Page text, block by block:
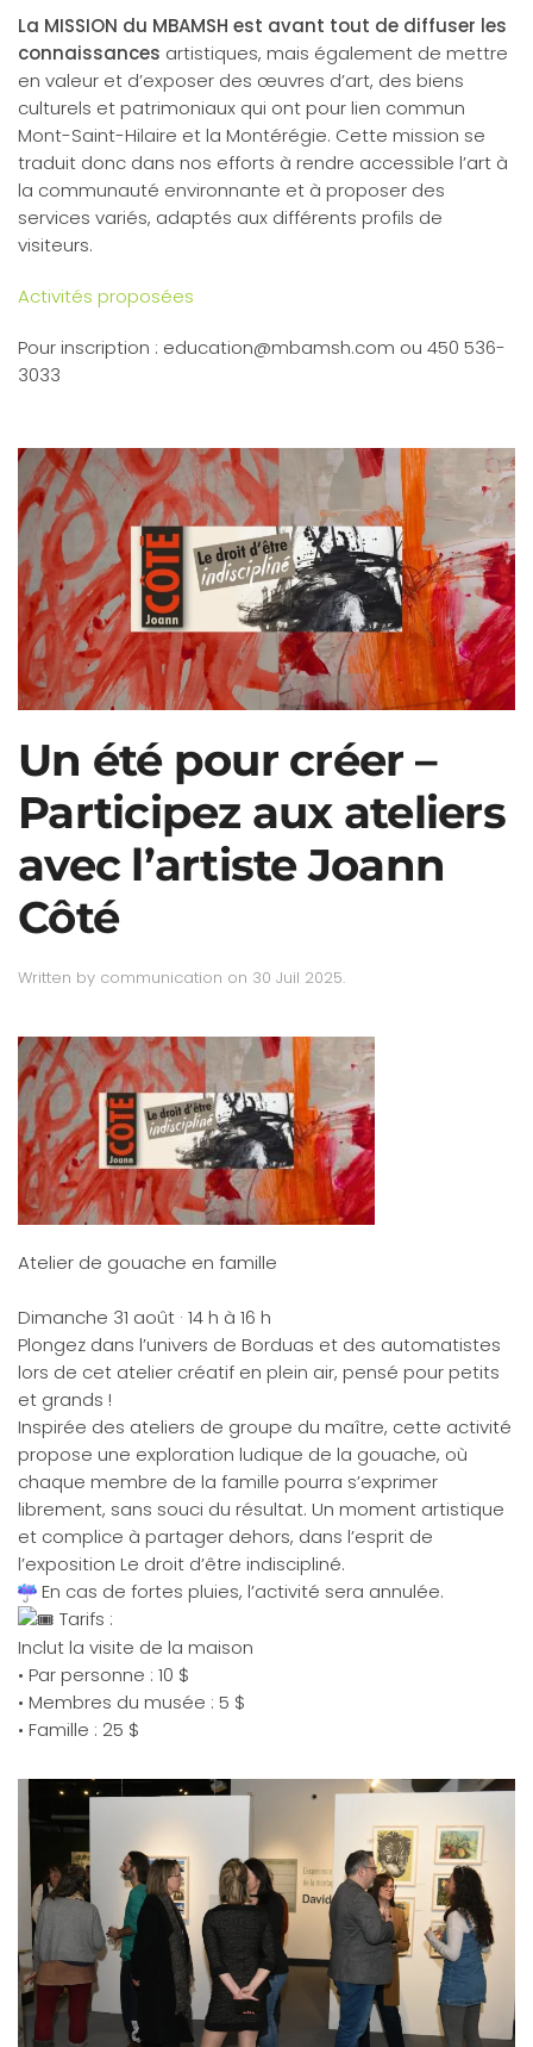
La MISSION du MBAMSH est avant tout de diffuser les
connaissances artistiques, mais également de mettre
en valeur et d’exposer des œuvres d’art, des biens
culturels et patrimoniaux qui ont pour lien commun
Mont-Saint-Hilaire et la Montérégie. Cette mission se
traduit donc dans nos efforts à rendre accessible l’art à
la communauté environnante et à proposer des
services variés, adaptés aux différents profils de
visiteurs.
Activités proposées
Pour inscription : education@mbamsh.com ou 450 536-
3033
Un été pour créer –
Participez aux ateliers
avec l’artiste Joann
Côté
Written by communication on 30 Juil 2025.
Atelier de gouache en famille
Dimanche 31 août · 14 h à 16 h
Plongez dans l’univers de Borduas et des automatistes
lors de cet atelier créatif en plein air, pensé pour petits
et grands !
Inspirée des ateliers de groupe du maître, cette activité
propose une exploration ludique de la gouache, où
chaque membre de la famille pourra s’exprimer
librement, sans souci du résultat. Un moment artistique
et complice à partager dehors, dans l’esprit de
l’exposition Le droit d’être indiscipliné.
En cas de fortes pluies, l’activité sera annulée.
Tarifs :
Inclut la visite de la maison
• Par personne : 10 $
• Membres du musée : 5 $
• Famille : 25 $